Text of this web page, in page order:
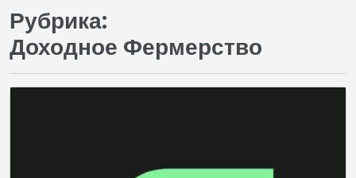
Рубрика:
Доходное Фермерство